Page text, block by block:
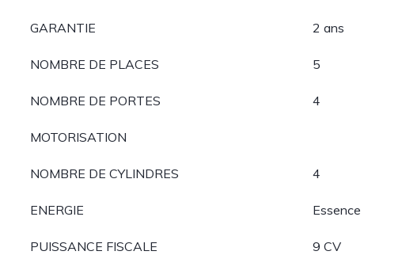
GARANTIE 2 ans
NOMBRE DE PLACES 5
NOMBRE DE PORTES 4
MOTORISATION
NOMBRE DE CYLINDRES 4
ENERGIE Essence
PUISSANCE FISCALE 9 CV